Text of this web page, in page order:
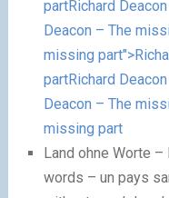
partRichard
Deacon – The
missing
partRichard
Deacon – The
missing part
Land ohne Worte
words – un pays